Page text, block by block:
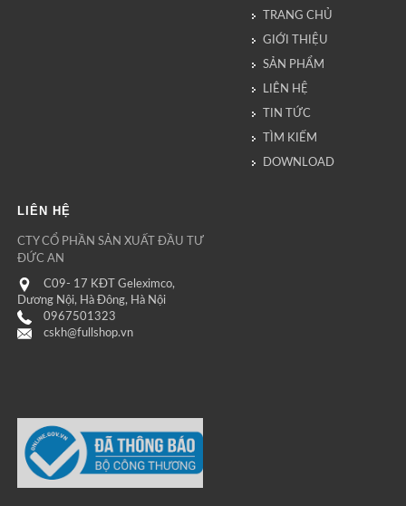
TRANG CHỦ
GIỚI THIỆU
SẢN PHẨM
LIÊN HỆ
TIN TỨC
TÌM KIẾM
DOWNLOAD
LIÊN HỆ
CTY CỔ PHẦN SẢN XUẤT ĐẦU TƯ
ĐỨC AN
C09- 17 KĐT Geleximco,
Dương Nội, Hà Đông, Hà Nội
0967501323
cskh@fullshop.vn